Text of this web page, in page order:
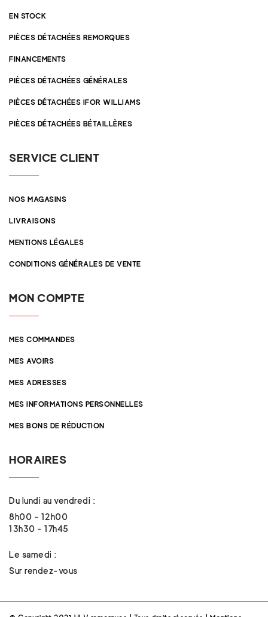
EN STOCK
PIÈCES DÉTACHÉES REMORQUES
FINANCEMENTS
PIÈCES DÉTACHÉES GÉNÉRALES
PIÈCES DÉTACHÉES IFOR WILLIAMS
PIÈCES DÉTACHÉES BÉTAILLÈRES
SERVICE CLIENT
NOS MAGASINS
LIVRAISONS
MENTIONS LÉGALES
CONDITIONS GÉNÉRALES DE VENTE
MON COMPTE
MES COMMANDES
MES AVOIRS
MES ADRESSES
MES INFORMATIONS PERSONNELLES
MES BONS DE RÉDUCTION
HORAIRES
Du lundi au vendredi :
8h00 - 12h00
13h30 - 17h45
Le samedi :
Sur rendez-vous